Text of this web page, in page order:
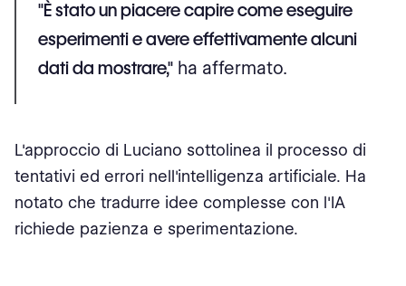
"È stato un piacere capire come eseguire
esperimenti e avere effettivamente alcuni
dati da mostrare," ha affermato.
L'approccio di Luciano sottolinea il processo di
tentativi ed errori nell'intelligenza artificiale. Ha
notato che tradurre idee complesse con l'IA
richiede pazienza e sperimentazione.